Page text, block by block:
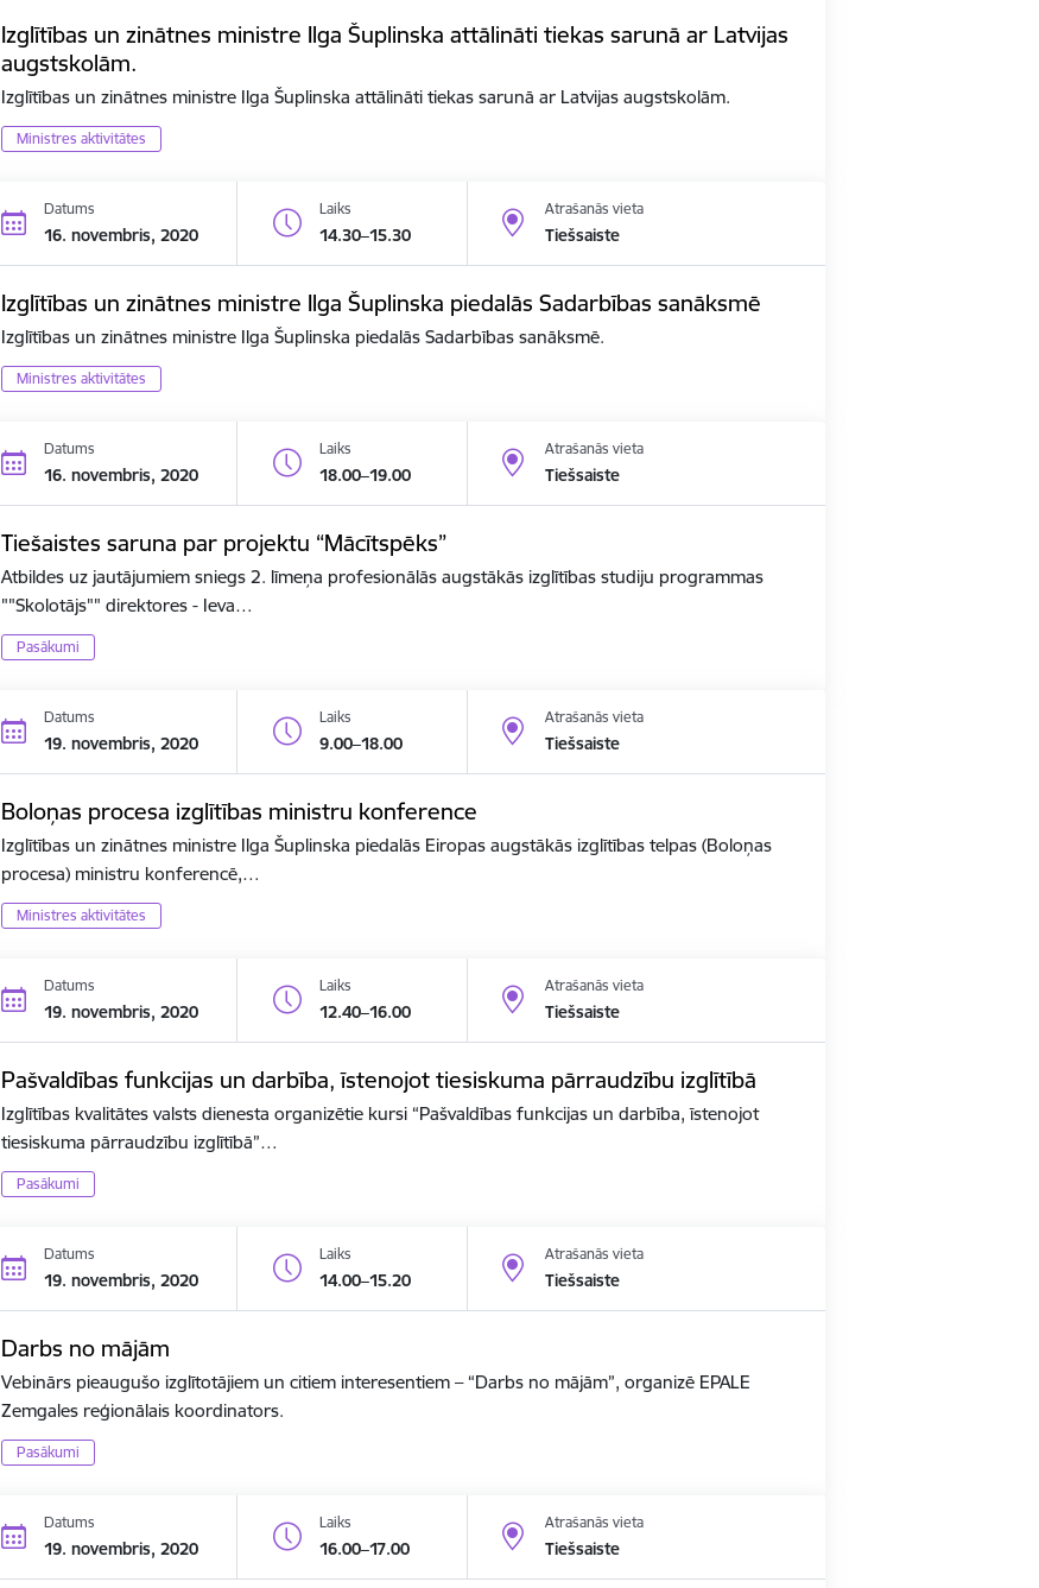
Izglītības un zinātnes ministre Ilga Šuplinska attālināti tiekas sarunā ar Latvijas
augstskolām.
Izglītības un zinātnes ministre Ilga Šuplinska attālināti tiekas sarunā ar Latvijas augstskolām.
Ministres aktivitātes
Datums
16. novembris, 2020
Laiks
14.30–15.30
Atrašanās vieta
Tiešsaiste
Izglītības un zinātnes ministre Ilga Šuplinska piedalās Sadarbības sanāksmē
Izglītības un zinātnes ministre Ilga Šuplinska piedalās Sadarbības sanāksmē.
Ministres aktivitātes
Datums
16. novembris, 2020
Laiks
18.00–19.00
Atrašanās vieta
Tiešsaiste
Tiešaistes saruna par projektu “Mācītspēks”
Atbildes uz jautājumiem sniegs 2. līmeņa profesionālās augstākās izglītības studiju programmas
""Skolotājs"" direktores - Ieva…
Pasākumi
Datums
19. novembris, 2020
Laiks
9.00–18.00
Atrašanās vieta
Tiešsaiste
Boloņas procesa izglītības ministru konference
Izglītības un zinātnes ministre Ilga Šuplinska piedalās Eiropas augstākās izglītības telpas (Boloņas
procesa) ministru konferencē,…
Ministres aktivitātes
Datums
19. novembris, 2020
Laiks
12.40–16.00
Atrašanās vieta
Tiešsaiste
Pašvaldības funkcijas un darbība, īstenojot tiesiskuma pārraudzību izglītībā
Izglītības kvalitātes valsts dienesta organizētie kursi “Pašvaldības funkcijas un darbība, īstenojot
tiesiskuma pārraudzību izglītībā”…
Pasākumi
Datums
19. novembris, 2020
Laiks
14.00–15.20
Atrašanās vieta
Tiešsaiste
Darbs no mājām
Vebinārs pieaugušo izglītotājiem un citiem interesentiem – “Darbs no mājām”, organizē EPALE
Zemgales reģionālais koordinators.
Pasākumi
Datums
19. novembris, 2020
Laiks
16.00–17.00
Atrašanās vieta
Tiešsaiste